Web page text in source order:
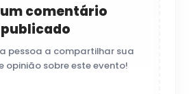
comentário
publicado
pessoa a compartilhar sua
opinião sobre este evento!